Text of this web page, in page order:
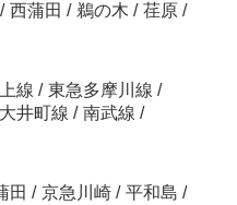
/ 西蒲田 / 鵜の木 / 荏原 /
線 / 東急多摩川線 /
井町線 / 南武線 /
田 / 京急川崎 / 平和島 /